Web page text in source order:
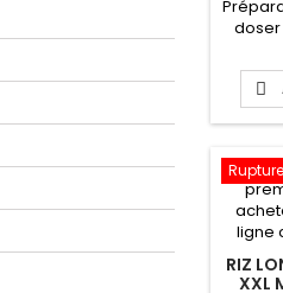

RIZ
XXL